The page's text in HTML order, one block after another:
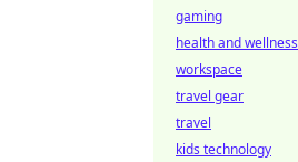
gaming
health and wellness
workspace
travel gear
travel
kids technology